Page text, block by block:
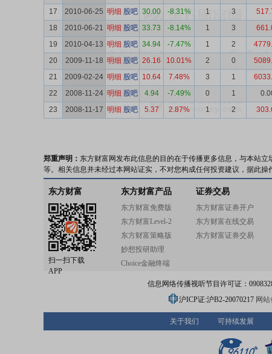
17
2010-06-25 明细 股吧 30.00 -8.31% 1 3
18
2010-06-21 明细 股吧 33.73 -8.14% 1 3
19
2010-04-13 明细 股吧 34.94 -7.47% 1 2
20
2009-11-18 明细 股吧 26.16 10.01% 2 0
21
2009-02-24 明细 股吧 10.64 7.48% 3 1
22
2008-11-24 明细 股吧 4.94 -7.49% 0 1
23
2008-11-17 明细 股吧 5.37 2.87% 1 2
郑重声明： 东方财富网发布此信息的目的在于传播更多信息，与本站
等。相关信息并未经过本网站证实，不对您构成任何投资建议，据此操